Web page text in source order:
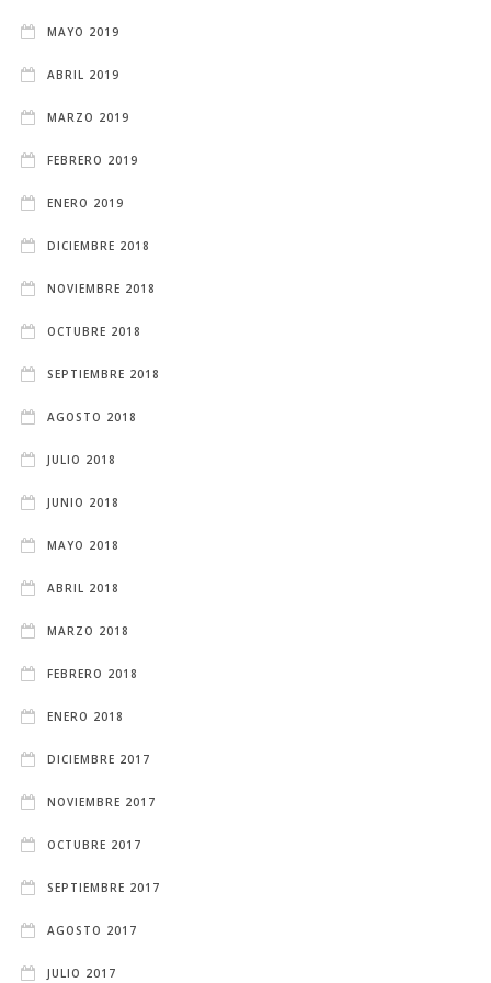
MAYO 2019
ABRIL 2019
MARZO 2019
FEBRERO 2019
ENERO 2019
DICIEMBRE 2018
NOVIEMBRE 2018
OCTUBRE 2018
SEPTIEMBRE 2018
AGOSTO 2018
JULIO 2018
JUNIO 2018
MAYO 2018
ABRIL 2018
MARZO 2018
FEBRERO 2018
ENERO 2018
DICIEMBRE 2017
NOVIEMBRE 2017
OCTUBRE 2017
SEPTIEMBRE 2017
AGOSTO 2017
JULIO 2017